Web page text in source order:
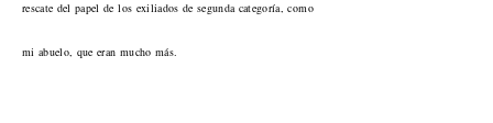
rescate del papel de los exiliados de segunda categoría, como
mi abuelo, que eran mucho más.